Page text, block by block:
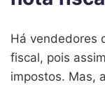
Há vendedores
fiscal, pois
impostos. Mas,